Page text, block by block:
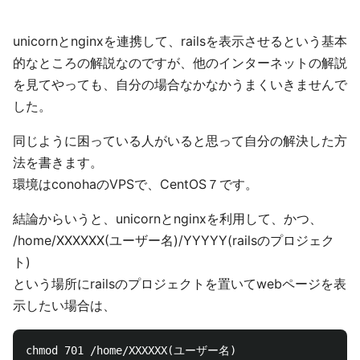
unicornとnginxを連携して、railsを表示させるという基本
的なところの解説なのですが、他のインターネットの解説
を見てやっても、自分の場合なかなかうまくいきませんで
した。
同じように困っている人がいると思って自分の解決した方
法を書きます。
環境はconohaのVPSで、CentOS７です。
結論からいうと、unicornとnginxを利用して、かつ、
/home/XXXXXX(ユーザー名)/YYYYY(railsのプロジェク
ト)
という場所にrailsのプロジェクトを置いてwebページを表
示したい場合は、